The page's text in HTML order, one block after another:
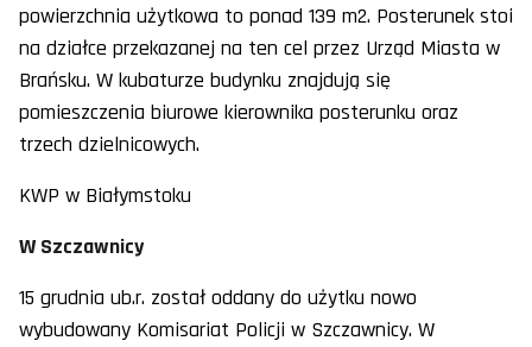
powierzchnia użytkowa to ponad 139 m2. Posterunek stoi
na działce przekazanej na ten cel przez Urząd Miasta w
Brańsku. W kubaturze budynku znajdują się
pomieszczenia biurowe kierownika posterunku oraz
trzech dzielnicowych.
KWP w Białymstoku
W Szczawnicy
15 grudnia ub.r. został oddany do użytku nowo
wybudowany Komisariat Policji w Szczawnicy. W